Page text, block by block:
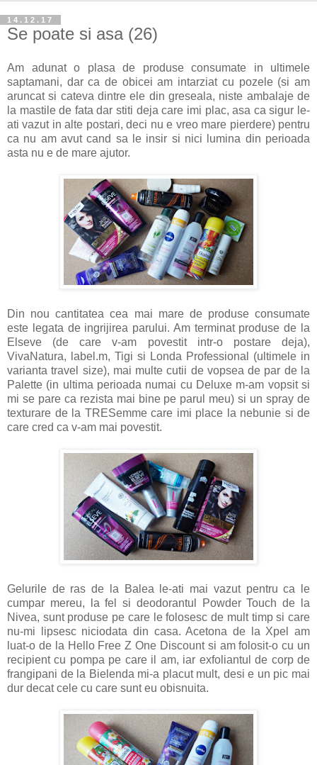
14.12.17
Se poate si asa (26)
Am adunat o plasa de produse consumate in ultimele
saptamani, dar ca de obicei am intarziat cu pozele (si am
aruncat si cateva dintre ele din greseala, niste ambalaje de
la mastile de fata dar stiti deja care imi plac, asa ca sigur le-
ati vazut in alte postari, deci nu e vreo mare pierdere) pentru
ca nu am avut cand sa le insir si nici lumina din perioada
asta nu e de mare ajutor.
Din nou cantitatea cea mai mare de produse consumate
este legata de ingrijirea parului. Am terminat produse de la
Elseve (de care v-am povestit intr-o postare deja),
VivaNatura, label.m, Tigi si Londa Professional (ultimele in
varianta travel size), mai multe cutii de vopsea de par de la
Palette (in ultima perioada numai cu Deluxe m-am vopsit si
mi se pare ca rezista mai bine pe parul meu) si un spray de
texturare de la TRESemme care imi place la nebunie si de
care cred ca v-am mai povestit.
Gelurile de ras de la Balea le-ati mai vazut pentru ca le
cumpar mereu, la fel si deodorantul Powder Touch de la
Nivea, sunt produse pe care le folosesc de mult timp si care
nu-mi lipsesc niciodata din casa. Acetona de la Xpel am
luat-o de la Hello Free Z One Discount si am folosit-o cu un
recipient cu pompa pe care il am, iar exfoliantul de corp de
frangipani de la Bielenda mi-a placut mult, desi e un pic mai
dur decat cele cu care sunt eu obisnuita.